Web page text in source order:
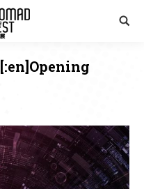
[:en]Opening